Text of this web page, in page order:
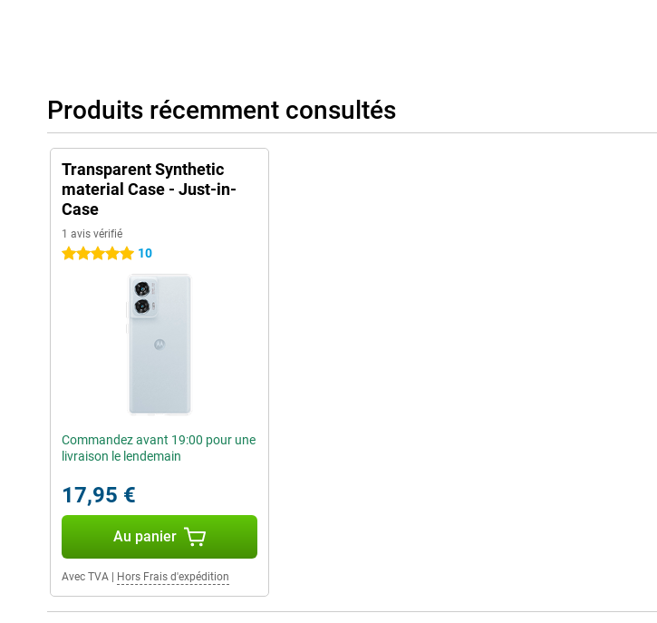
Produits récemment consultés
Transparent Synthetic
material Case - Just-in-
Case
1 avis vérifié
5 étoiles 10
Commandez avant 19:00 pour une
livraison le lendemain
17,95 €
Au panier
Avec TVA Hors Frais d'expédition